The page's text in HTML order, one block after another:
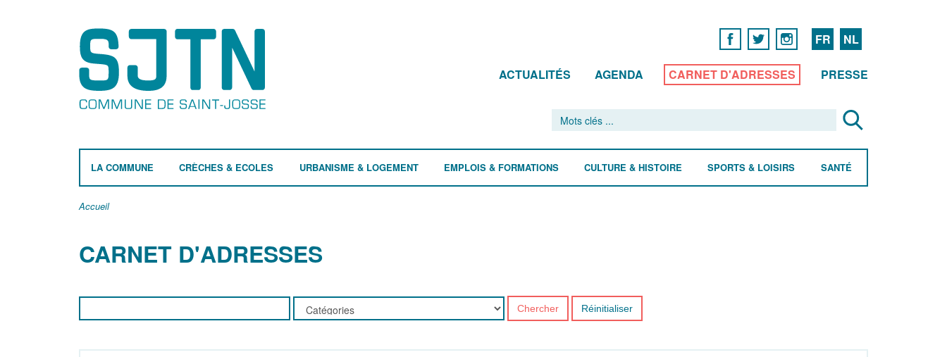
FR NL
ACTUALITÉS AGENDA CARNET D'ADRESSES PRESSE
LA COMMUNE CRÈCHES & ECOLES URBANISME & LOGEMENT EMPLOIS & FORMATIONS CULTURE & HISTOIRE SPORTS & LOISIRS SANTÉ
Accueil
CARNET D'ADRESSES
Chercher Réinitialiser